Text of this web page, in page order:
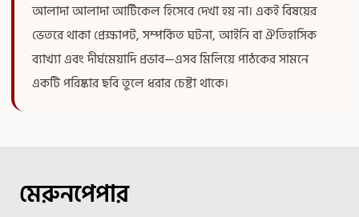
আলাদা আলাদা আর্টিকেল হিসেবে দেখা হয় না। একই বিষয়ের
ভেতরে থাকা প্রেক্ষাপট, সম্পর্কিত ঘটনা, আইনি বা ঐতিহাসিক
ব্যাখ্যা এবং দীর্ঘমেয়াদি প্রভাব—এসব মিলিয়ে পাঠকের সামনে
একটি পরিষ্কার ছবি তুলে ধরার চেষ্টা থাকে।
মেরুনপেপার